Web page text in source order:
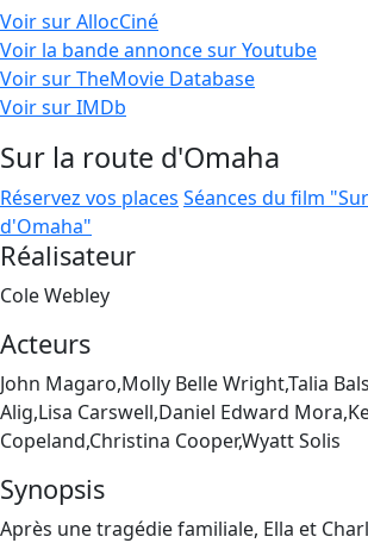
Voir sur AllocCiné
Voir la bande annonce sur Youtube
Voir sur TheMovie Database
Voir sur IMDb
Sur la route d'Omaha
Réservez vos places Séances du film
d'Omaha"
Réalisateur
Cole Webley
Acteurs
John Magaro,Molly Belle Wright,Talia
Alig,Lisa Carswell,Daniel Edward
Copeland,Christina Cooper,Wyatt Solis
Synopsis
Après une tragédie familiale, Ella et